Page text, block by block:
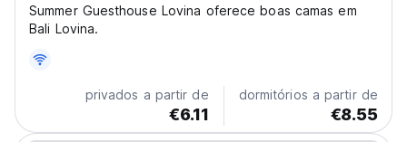
Summer Guesthouse Lovina oferece boas camas em
Bali Lovina.
privados a partir de
€6.11
dormitórios a partir de
€8.55